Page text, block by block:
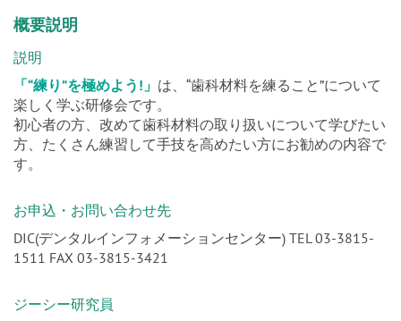
概要説明
説明
「“練り”を極めよう!」 は、“歯科材料を練ること”について
楽しく学ぶ研修会です。
初心者の方、改めて歯科材料の取り扱いについて学びたい
方、たくさん練習して手技を高めたい方にお勧めの内容で
す。
お申込・お問い合わせ先
DIC(デンタルインフォメーションセンター) TEL 03-3815-
1511 FAX 03-3815-3421
ジーシー研究員